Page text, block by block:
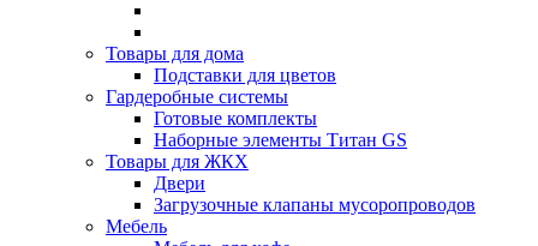
Товары для дома
Подставки для цветов
Гардеробные системы
Готовые комплекты
Наборные элементы Титан GS
Товары для ЖКХ
Двери
Загрузочные клапаны мусоропроводов
Мебель